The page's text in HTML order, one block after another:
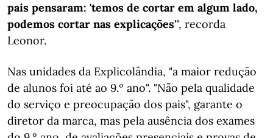
pais pensaram: 'temos de cortar em algum lado,
podemos cortar nas explicações'", recorda
Leonor.
Nas unidades da Explicolândia, "a maior redução
de alunos foi até ao 9.º ano". "Não pela qualidade
do serviço e preocupação dos pais", garante o
diretor da marca, mas pela ausência dos exames